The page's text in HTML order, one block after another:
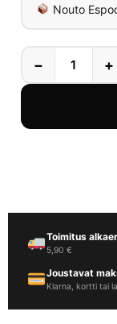
Nouto
− +
Toimitus
5,90 €
Joustavat
Klarna, kortti tai